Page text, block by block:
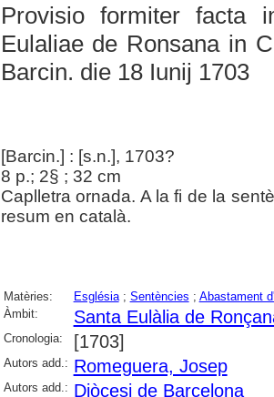
Provisio formiter facta
Eulaliae de Ronsana in
Barcin. die 18 Iunij 1703
[Barcin.] : [s.n.], 1703?
8 p.; 2§ ; 32 cm
Caplletra ornada. A la fi de la
resum en català.
Matèries: Església; Sentències ; Abastament
Àmbit:
Santa Eulàlia de
Cronologia: [1703]
Autors add.: Romeguera, Josep
Autors add.: Diòcesi de Barcelona